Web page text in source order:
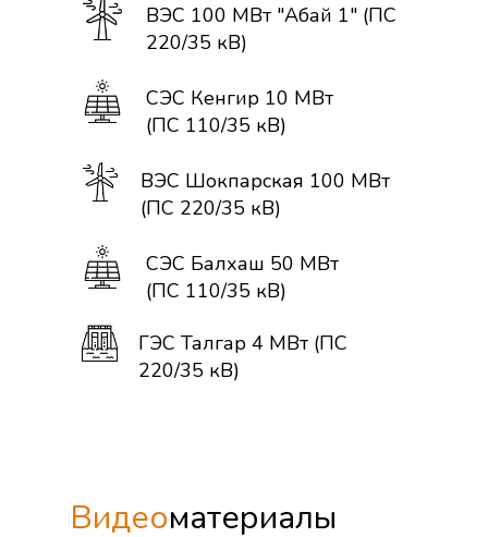
ВЭС 100 МВт "Абай 1" (ПС
220/35 кВ)
ВЭС Шокпарская 100 МВт
(ПС 220/35 кВ)
ГЭС Талгар 4 МВт (ПС
220/35 кВ)
СЭС Балхаш 50 МВт
(ПС 110/35 кВ)
СЭС Кенгир 10 МВт
(ПС 110/35 кВ)
Видеоматериалы